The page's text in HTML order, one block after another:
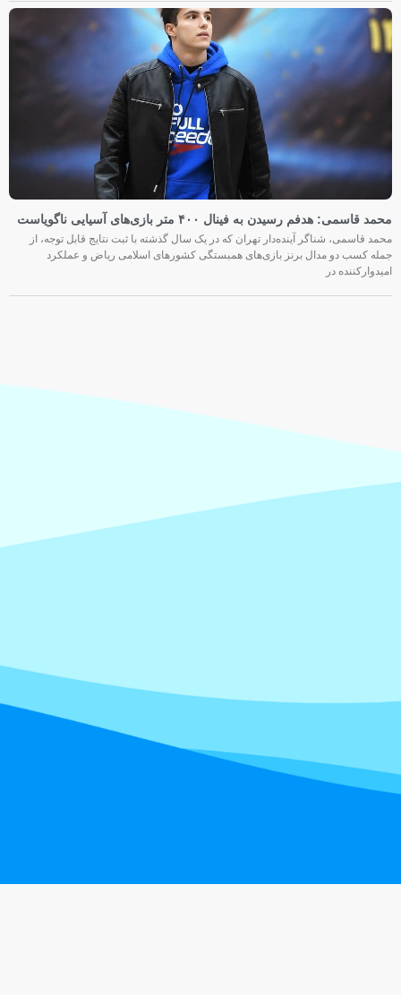
محمد قاسمی: هدفم رسیدن به فینال ۴۰۰ متر بازی‌های آسیایی ناگویاست
محمد قاسمی، شناگر آینده‌دار تهران که در یک سال گذشته با ثبت نتایج قابل توجه، از
جمله کسب دو مدال برنز بازی‌های همبستگی کشورهای اسلامی ریاض و عملکرد
امیدوارکننده در